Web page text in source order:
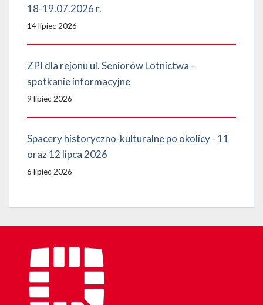
18-19.07.2026 r.
14 lipiec 2026
ZPI dla rejonu ul. Seniorów Lotnictwa –
spotkanie informacyjne
9 lipiec 2026
Spacery historyczno-kulturalne po okolicy - 11
oraz 12 lipca 2026
6 lipiec 2026